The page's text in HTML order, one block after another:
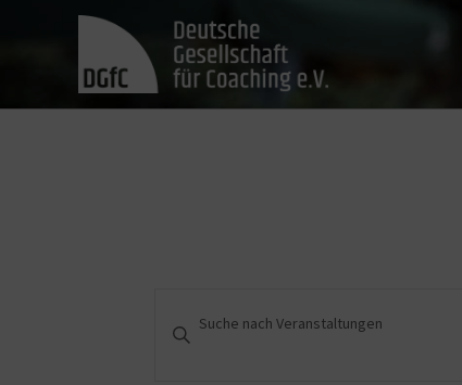
Veranstaltungen
Suche
Schlüsselwort